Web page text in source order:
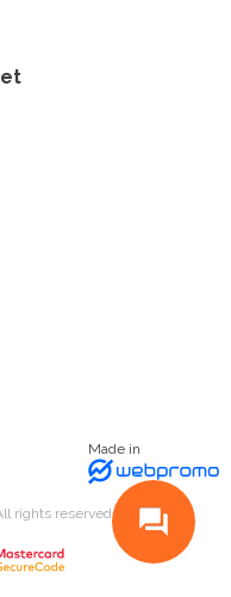
Made in
rights reserved